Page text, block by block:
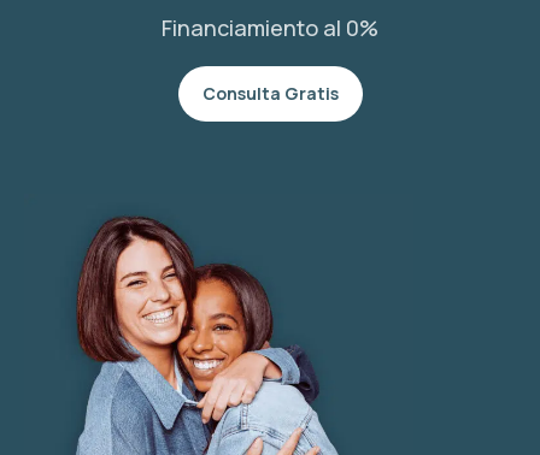
Financiamiento al 0%
Consulta Gratis